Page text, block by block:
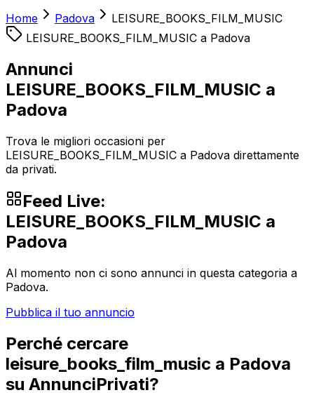
Home Padova
LEISURE_BOOKS_FILM_MUSIC
LEISURE_BOOKS_FILM_MUSIC a Padova
Annunci
LEISURE_BOOKS_FILM_MUSIC a
Padova
Trova le migliori occasioni per
LEISURE_BOOKS_FILM_MUSIC a Padova direttamente
da privati.
Feed Live:
LEISURE_BOOKS_FILM_MUSIC a
Padova
Al momento non ci sono annunci in questa categoria a
Padova.
Pubblica il tuo annuncio
Perché cercare
leisure_books_film_music a Padova
su AnnunciPrivati?